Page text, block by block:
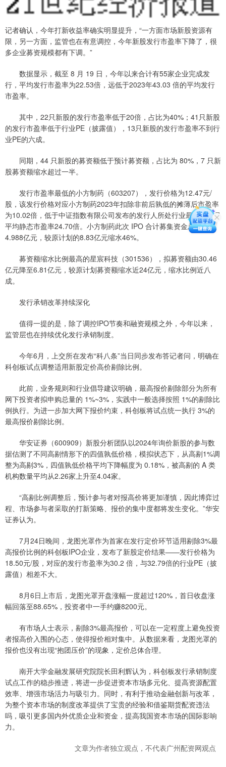
记者确认，今年打新收益率确实明显提升，“一方面市场新股资源有
限，另一方面，监管也在有意调控，今年新股发行市盈率下降了，很
多企业募资规模都有下调。”
数据显示，截至 8 月 19 日，今年以来合计有55家企业完成发
行，平均发行市盈率为22.53倍，远低于2023年43.03 倍的平均发行
市盈率。
其中，22只新股的发行市盈率低于20倍，占比为40%；41只新股
的发行市盈率低于行业PE（披露值），13只新股的发行市盈率不到行
业PE的六成。
同期，44 只新股的募资额低于预计募资额，占比为 80%，7 只新
股募资额缩水超过一半。
发行市盈率最低的小方制药（603207），发行价格为12.47元/
股，该发行价格对应小方制药2023年扣除非前后孰低的摊薄后市盈率
为10.02倍，低于中证指数有限公司发布的发行人所处行业最近一个月
平均静态市盈率24.70倍。小方制药此次 IPO 合计募集资金总额约
4.988亿元，较原计划的8.83亿元缩水46%。
募资额缩水比例最高的星宸科技（301536），拟募资额由30.46
亿元降至6.81亿元，较原计划募资额缩水近24亿元，缩水比例近八
成。
发行承销改革持续深化
值得一提的是，除了调控IPO节奏和融资规模之外，今年以来，
监管层也在持续优化发行承销制度。
今年6月，上交所在发布“科八条”当日同步发布答记者问，明确在
科创板试点调整适用新股定价高价剔除比例。
此前，业务规则和行业倡导建议明确，最高报价剔除部分为所有
网下投资者拟申购总量的 1%~3%，实践中一般选择按照 1%的剔除比
例执行。为进一步加大网下报价约束，科创板将试点统一执行 3%的
最高报价剔除比例。
华安证券（600909）新股分析团队以2024年询价新股的参与数
据估测了不同高剔情形下的四值孰低价格，模拟状态下，从高剔1%调
整为高剔3%，四值孰低价格平均下降幅度为 0.18%，被高剔的 A 类
机构数量平均从2.26家上升至4.04家。
“高剔比例调整后，预计参与者对报高价将更加谨慎，因此博弈过
程、市场参与者采取的打新策略、报价的集中度都将发生变化。”华安
证券认为。
7月24日晚间，龙图光罩作为首家在发行定价环节适用剔除3%最
高报价比例的科创板IPO企业，发布了新股定价结果——发行价格为
18.50元/股，对应的发行市盈率为30.2 倍，与32.79倍的行业PE（披
露值）相差不大。
8月6日上市后，龙图光罩开盘涨幅一度超过120%，首日收盘涨
幅回落至88.65%，投资者中一手约赚8200元。
有市场人士表示，剔除3%最高报价，可以在一定程度上避免投资
者报高价入围的心态，使得报价相对集中。从数据来看，龙图光罩的
报价也没有出现“抱团压价”的现象，定价总体合理。
南开大学金融发展研究院院长田利辉认为，科创板发行承销制度
试点工作的稳步推进，将进一步促进资本市场多元化、提高资源配置
效率、增强市场活力与吸引力。同时，有利于推动金融创新与改革，
为整个资本市场的制度改革提供了宝贵的经验和借鉴期货配资违法
吗，吸引更多国内外优质企业和资金，提高我国资本市场的国际影响
力。
文章为作者独立观点，不代表广州配资网观点